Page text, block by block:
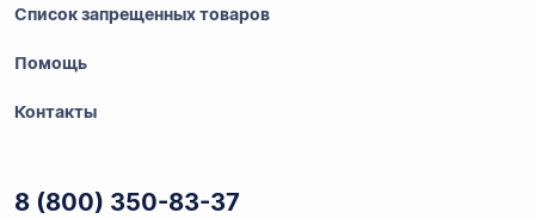
Список запрещенных товаров
Помощь
Контакты
8 (800) 350-83-37